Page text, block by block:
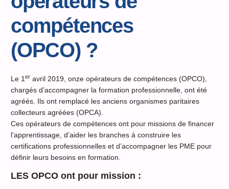
compétences
(OPCO) ?
Le 1er avril 2019, onze opérateurs de compétences (OPCO),
chargés d’accompagner la formation professionnelle, ont été
agréés. Ils ont remplacé les anciens organismes paritaires
collecteurs agréées (OPCA).
Ces opérateurs de compétences ont pour missions de financer
l’apprentissage, d’aider les branches à construire les
certifications professionnelles et d’accompagner les PME pour
définir leurs besoins en formation.
LES OPCO ont pour mission :